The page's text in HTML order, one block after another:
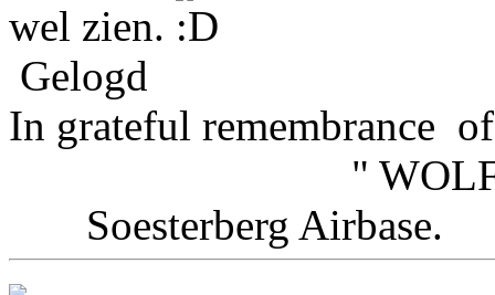
wel zien.
Gelogd
In grateful remembrance
"
Soesterberg